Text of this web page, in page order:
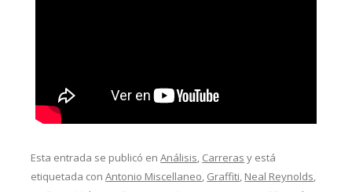
Esta entrada se publicó enAnálisis, Carreras y está
etiquetada conAntonio Miscellaneo, Graffiti, Neal Reynolds,